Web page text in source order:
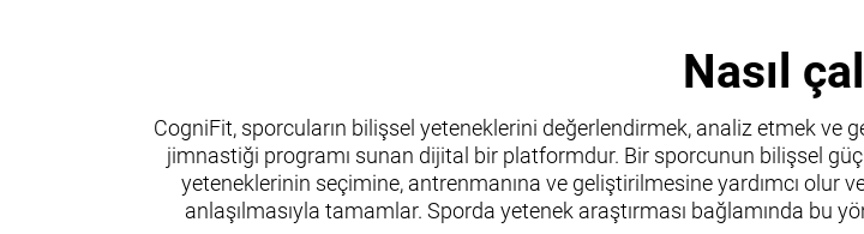
Nasıl
CogniFit, sporcuların bilişsel yeteneklerini değerlendirmek, analiz etmek
jimnastiği programı sunan dijital bir platformdur. Bir sporcunun bilişsel
yeteneklerinin seçimine, antrenmanına ve geliştirilmesine yardımcı olur
anlaşılmasıyla tamamlar. Sporda yetenek araştırması bağlamında bu